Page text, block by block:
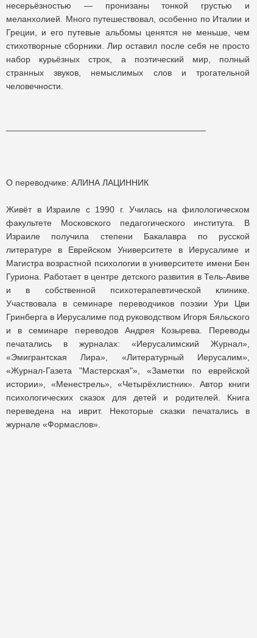
несерьёзностью — пронизаны тонкой грустью и
меланхолией. Много путешествовал, особенно по Италии и
Греции, и его путевые альбомы ценятся не меньше, чем
стихотворные сборники. Лир оставил после себя не просто
набор курьёзных строк, а поэтический мир, полный
странных звуков, немыслимых слов и трогательной
человечности.
О переводчике: АЛИНА ЛАЦИННИК
Живёт в Израиле с 1990 г. Училась на филологическом
факультете Московского педагогического института. В
Израиле получила степени Бакалавра по русской
литературе в Еврейском Университете в Иерусалиме и
Магистра возрастной психологии в университете имени Бен
Гуриона. Работает в центре детского развития в Тель-Авиве
и в собственной психотерапевтической клинике.
Участвовала в семинаре переводчиков поэзии Ури Цви
Гринберга в Иерусалиме под руководством Игоря Бяльского
и в семинаре переводов Андрея Козырева. Переводы
печатались в журналах: «Иерусалимский Журнал»,
«Эмигрантская Лира», «Литературный Иерусалим»,
«Журнал-Газета "Мастерская"», «Заметки по еврейской
истории», «Менестрель», «Четырёхлистник». Автор книги
психологических сказок для детей и родителей. Книга
переведена на иврит. Некоторые сказки печатались в
журнале «Формаслов».